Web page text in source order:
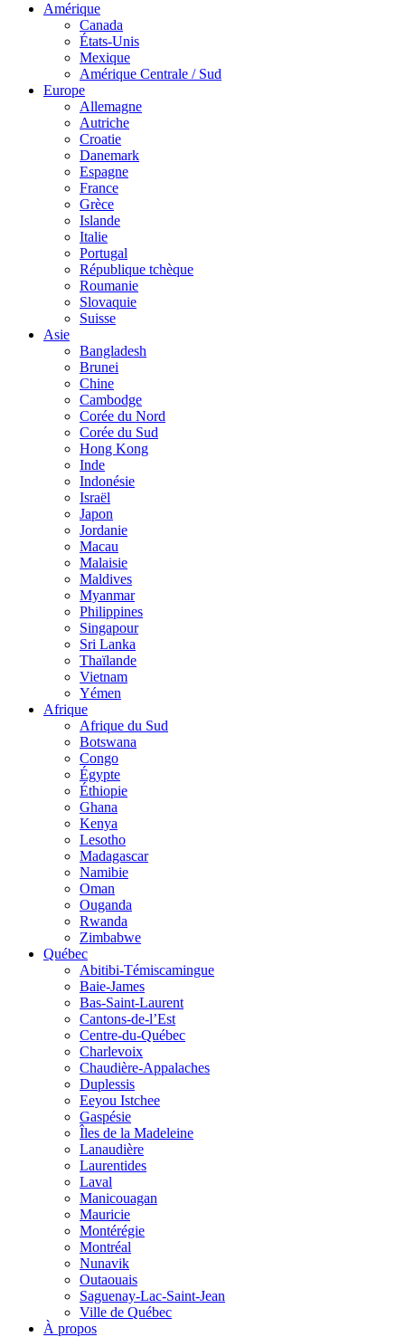
Amérique
Canada
États-Unis
Mexique
Amérique Centrale / Sud
Europe
Allemagne
Autriche
Croatie
Danemark
Espagne
France
Grèce
Islande
Italie
Portugal
République tchèque
Roumanie
Slovaquie
Suisse
Asie
Bangladesh
Brunei
Chine
Cambodge
Corée du Nord
Corée du Sud
Hong Kong
Inde
Indonésie
Israël
Japon
Jordanie
Macau
Malaisie
Maldives
Myanmar
Philippines
Singapour
Sri Lanka
Thaïlande
Vietnam
Yémen
Afrique
Afrique du Sud
Botswana
Congo
Égypte
Éthiopie
Ghana
Kenya
Lesotho
Madagascar
Namibie
Oman
Ouganda
Rwanda
Zimbabwe
Québec
Abitibi-Témiscamingue
Baie-James
Bas-Saint-Laurent
Cantons-de-l’Est
Centre-du-Québec
Charlevoix
Chaudière-Appalaches
Duplessis
Eeyou Istchee
Gaspésie
Îles de la Madeleine
Lanaudière
Laurentides
Laval
Manicouagan
Mauricie
Montérégie
Montréal
Nunavik
Outaouais
Saguenay-Lac-Saint-Jean
Ville de Québec
À propos